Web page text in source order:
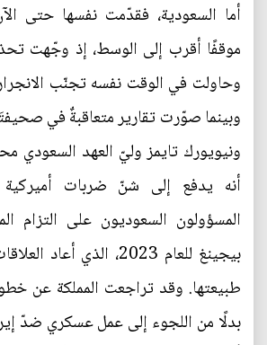
أما السعودية، فقدّمت نفسها حتى
موقفًا أقرب إلى الوسط، إذ وجّهت
وحاولت في الوقت نفسه تجنّب
وبينما صوّرت تقارير متعاقبةٌ في
ونيويورك تايمز وليّ العهد السعودي
أنه يدفع إلى شنّ ضربات
المسؤولون السعوديون على التزام
بيجينغ للعام 2023، الذي
طبيعتها. وقد تراجعت المملكة عن
بدلًا من اللجوء إلى عمل عسكري ضدّ